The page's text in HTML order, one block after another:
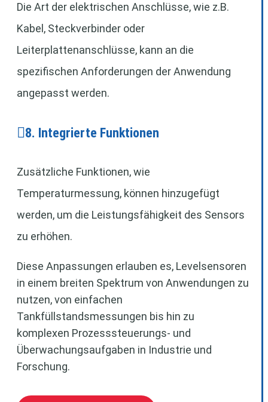
Die Art der elektrischen Anschlüsse, wie z.B.
Kabel, Steckverbinder oder
Leiterplattenanschlüsse, kann an die
spezifischen Anforderungen der Anwendung
angepasst werden.
8. Integrierte Funktionen
Zusätzliche Funktionen, wie
Temperaturmessung, können hinzugefügt
werden, um die Leistungsfähigkeit des Sensors
zu erhöhen.
Diese Anpassungen erlauben es, Levelsensoren
in einem breiten Spektrum von Anwendungen zu
nutzen, von einfachen
Tankfüllstandsmessungen bis hin zu
komplexen Prozesssteuerungs- und
Überwachungsaufgaben in Industrie und
Forschung.